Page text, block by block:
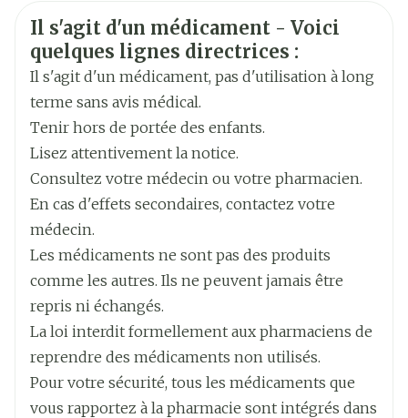
Marques Sandoz
Largeur 68 mm
Longueur 107 mm
Profondeur 48 mm
Quantité Du
Paquet
56
Ingrédients
Actifs
hydrochlorothiazide, losartan
potassium
Préservation
Température ambiante (15°C -
25°C)
Néerlandais
Informations sur la sécurité
Il s'agit d'un médicament - Voici
quelques lignes directrices :
Il s'agit d'un médicament, pas d'utilisation à long
terme sans avis médical.
Tenir hors de portée des enfants.
Lisez attentivement la notice.
Consultez votre médecin ou votre pharmacien.
En cas d'effets secondaires, contactez votre
médecin.
Les médicaments ne sont pas des produits
comme les autres. Ils ne peuvent jamais être
repris ni échangés.
La loi interdit formellement aux pharmaciens de
reprendre des médicaments non utilisés.
Pour votre sécurité, tous les médicaments que
vous rapportez à la pharmacie sont intégrés dans